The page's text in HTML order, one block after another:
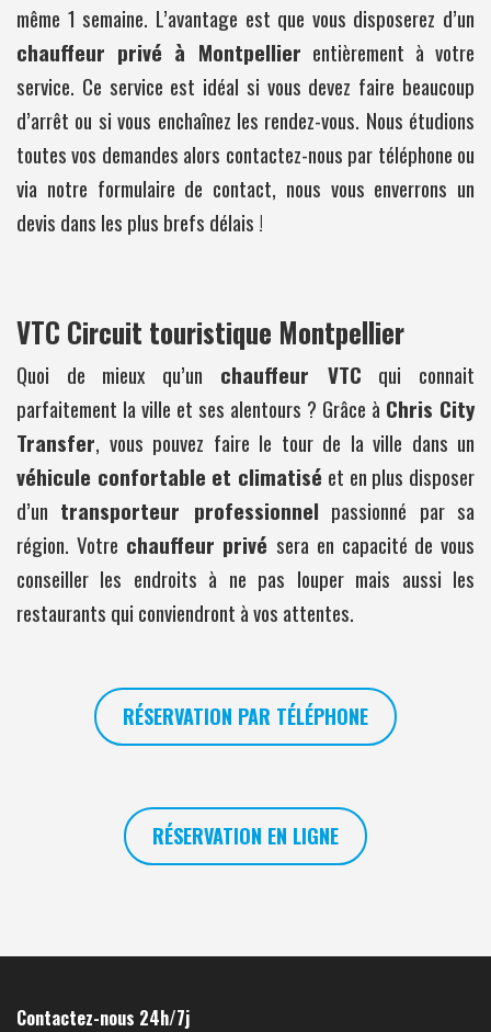
même 1 semaine. L’avantage est que vous disposerez d’un
chauffeur privé à Montpellier entièrement à votre
service. Ce service est idéal si vous devez faire beaucoup
d’arrêt ou si vous enchaînez les rendez-vous. Nous étudions
toutes vos demandes alors contactez-nous par téléphone ou
via notre formulaire de contact, nous vous enverrons un
devis dans les plus brefs délais !
VTC Circuit touristique Montpellier
Quoi de mieux qu’un chauffeur VTC qui connait
parfaitement la ville et ses alentours ? Grâce à Chris City
Transfer, vous pouvez faire le tour de la ville dans un
véhicule confortable et climatisé et en plus disposer
d’un transporteur professionnel passionné par sa
région. Votre chauffeur privé sera en capacité de vous
conseiller les endroits à ne pas louper mais aussi les
restaurants qui conviendront à vos attentes.
RÉSERVATION PAR TÉLÉPHONE
RÉSERVATION EN LIGNE
Contactez-nous 24h/7j